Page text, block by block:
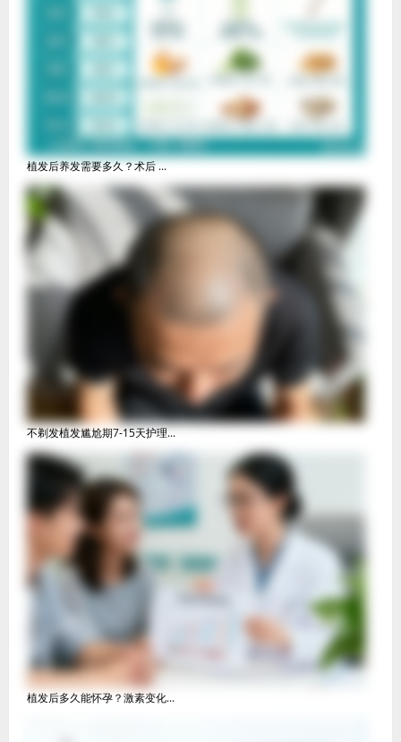
植发后养发需要多久？术后 ...
不剃发植发尴尬期7-15天护理...
植发后多久能怀孕？激素变化...